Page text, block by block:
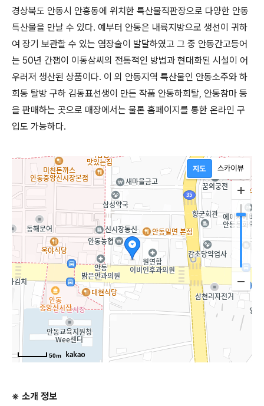
경상북도 안동시 안흥동에 위치한 특산물직판장으로 다양한 안동
특산물을 만날 수 있다. 예부터 안동은 내륙지방으로 생선이 귀하
여 장기 보관할 수 있는 염장술이 발달하였고 그 중 안동간고등어
는 50년 간잽이 이동삼씨의 전통적인 방법과 현대화된 시설이 어
우러져 생산된 상품이다. 이 외 안동지역 특산물인 안동소주와 하
회동 탈방 구하 김동표선생이 만든 작품 안동하회탈, 안동참마 등
을 판매하는 곳으로 매장에서는 물론 홈페이지를 통한 온라인 구
입도 가능하다.
50m
※ 소개 정보